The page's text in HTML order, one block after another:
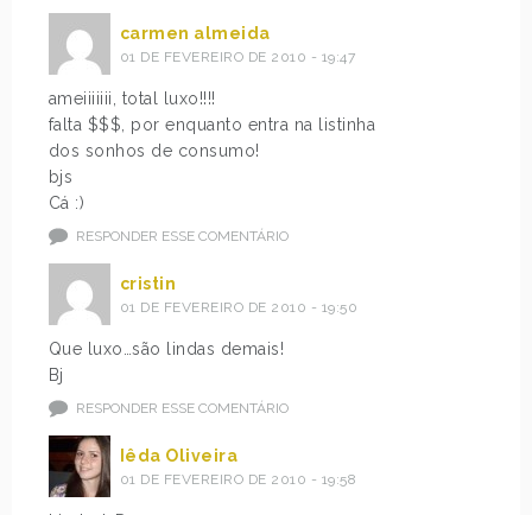
carmen almeida
01 DE FEVEREIRO DE 2010 - 19:47
ameiiiiiii, total luxo!!!!
falta $$$, por enquanto entra na listinha
dos sonhos de consumo!
bjs
Cá :)
RESPONDER ESSE COMENTÁRIO
cristin
01 DE FEVEREIRO DE 2010 - 19:50
Que luxo…são lindas demais!
Bj
RESPONDER ESSE COMENTÁRIO
Iêda Oliveira
01 DE FEVEREIRO DE 2010 - 19:58